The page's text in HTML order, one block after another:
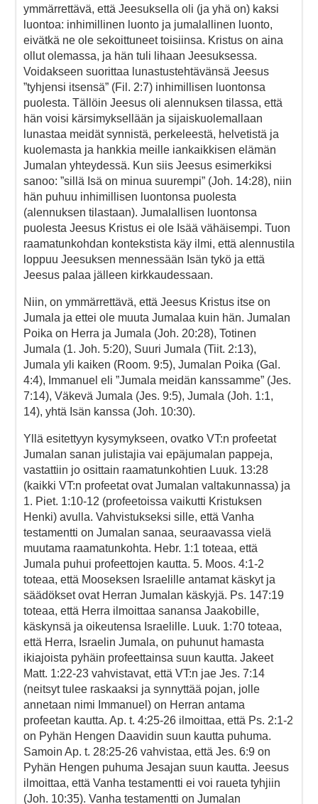
ymmärrettävä, että Jeesuksella oli (ja yhä on) kaksi
luontoa: inhimillinen luonto ja jumalallinen luonto,
eivätkä ne ole sekoittuneet toisiinsa. Kristus on aina
ollut olemassa, ja hän tuli lihaan Jeesuksessa.
Voidakseen suorittaa lunastustehtävänsä Jeesus
”tyhjensi itsensä” (Fil. 2:7) inhimillisen luontonsa
puolesta. Tällöin Jeesus oli alennuksen tilassa, että
hän voisi kärsimyksellään ja sijaiskuolemallaan
lunastaa meidät synnistä, perkeleestä, helvetistä ja
kuolemasta ja hankkia meille iankaikkisen elämän
Jumalan yhteydessä. Kun siis Jeesus esimerkiksi
sanoo: ”sillä Isä on minua suurempi” (Joh. 14:28), niin
hän puhuu inhimillisen luontonsa puolesta
(alennuksen tilastaan). Jumalallisen luontonsa
puolesta Jeesus Kristus ei ole Isää vähäisempi. Tuon
raamatunkohdan kontekstista käy ilmi, että alennustila
loppuu Jeesuksen mennessään Isän tykö ja että
Jeesus palaa jälleen kirkkaudessaan.
Niin, on ymmärrettävä, että Jeesus Kristus itse on
Jumala ja ettei ole muuta Jumalaa kuin hän. Jumalan
Poika on Herra ja Jumala (Joh. 20:28), Totinen
Jumala (1. Joh. 5:20), Suuri Jumala (Tiit. 2:13),
Jumala yli kaiken (Room. 9:5), Jumalan Poika (Gal.
4:4), Immanuel eli ”Jumala meidän kanssamme” (Jes.
7:14), Väkevä Jumala (Jes. 9:5), Jumala (Joh. 1:1,
14), yhtä Isän kanssa (Joh. 10:30).
Yllä esitettyyn kysymykseen, ovatko VT:n profeetat
Jumalan sanan julistajia vai epäjumalan pappeja,
vastattiin jo osittain raamatunkohtien Luuk. 13:28
(kaikki VT:n profeetat ovat Jumalan valtakunnassa) ja
1. Piet. 1:10-12 (profeetoissa vaikutti Kristuksen
Henki) avulla. Vahvistukseksi sille, että Vanha
testamentti on Jumalan sanaa, seuraavassa vielä
muutama raamatunkohta. Hebr. 1:1 toteaa, että
Jumala puhui profeettojen kautta. 5. Moos. 4:1-2
toteaa, että Mooseksen Israelille antamat käskyt ja
säädökset ovat Herran Jumalan käskyjä. Ps. 147:19
toteaa, että Herra ilmoittaa sanansa Jaakobille,
käskynsä ja oikeutensa Israelille. Luuk. 1:70 toteaa,
että Herra, Israelin Jumala, on puhunut hamasta
ikiajoista pyhäin profeettainsa suun kautta. Jakeet
Matt. 1:22-23 vahvistavat, että VT:n jae Jes. 7:14
(neitsyt tulee raskaaksi ja synnyttää pojan, jolle
annetaan nimi Immanuel) on Herran antama
profeetan kautta. Ap. t. 4:25-26 ilmoittaa, että Ps. 2:1-2
on Pyhän Hengen Daavidin suun kautta puhuma.
Samoin Ap. t. 28:25-26 vahvistaa, että Jes. 6:9 on
Pyhän Hengen puhuma Jesajan suun kautta. Jeesus
ilmoittaa, että Vanha testamentti ei voi raueta tyhjiin
(Joh. 10:35). Vanha testamentti on Jumalan